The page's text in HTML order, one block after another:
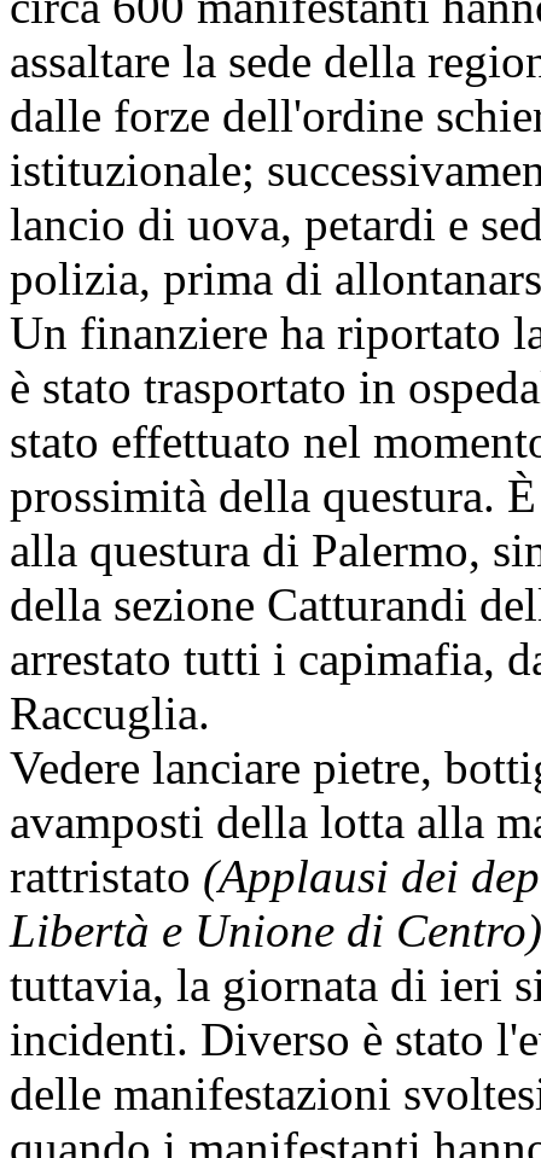
assaltare la sede della
dalle forze dell'ordine
istituzionale;
lancio di uova, petardi e
polizia, prima di
Un finanziere ha riportato
è stato trasportato in
stato effettuato nel
prossimità della questura.
alla questura di Palermo,
della sezione Catturandi
arrestato tutti i capimafia,
Raccuglia.
Vedere lanciare pietre,
avamposti della lotta alla
rattristato (Applausi dei
Libertà e Unione di Centro)
tuttavia, la giornata di ieri
incidenti. Diverso è stato
delle manifestazioni
quando i manifestanti